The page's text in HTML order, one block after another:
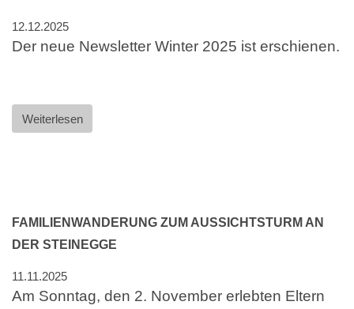
12.12.2025
Der neue Newsletter Winter 2025 ist erschienen.
Weiterlesen
FAMILIENWANDERUNG ZUM AUSSICHTSTURM AN
DER STEINEGGE
11.11.2025
Am Sonntag, den 2. November erlebten Eltern